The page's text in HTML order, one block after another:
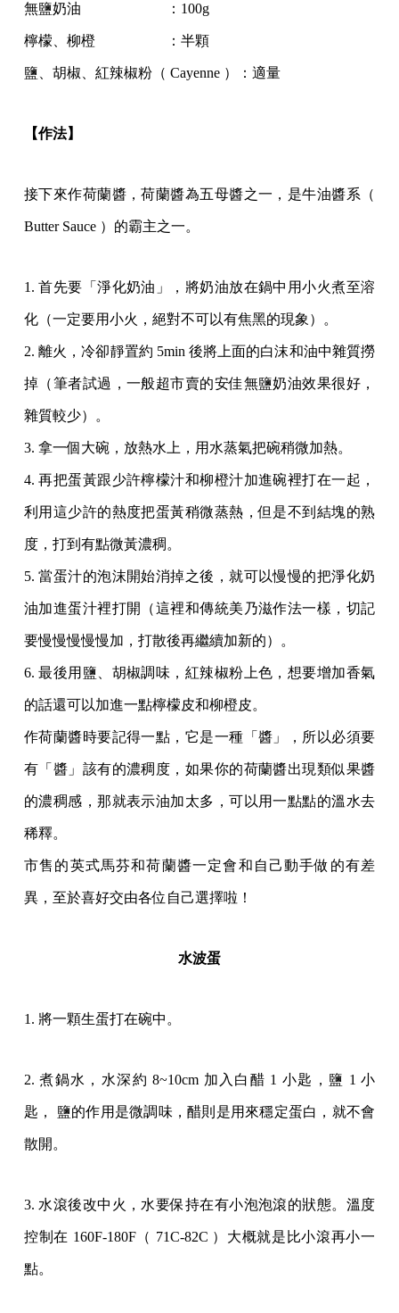
無鹽奶油 ：100g
檸檬、柳橙 ：半顆
鹽、胡椒、紅辣椒粉（ Cayenne ）：適量
【作法】
接下來作荷蘭醬，荷蘭醬為五母醬之一，是牛油醬系（
Butter Sauce ）的霸主之一。
1. 首先要「淨化奶油」，將奶油放在鍋中用小火煮至溶
化（一定要用小火，絕對不可以有焦黑的現象）。
2. 離火，冷卻靜置約 5min 後將上面的白沫和油中雜質撈
掉（筆者試過，一般超市賣的安佳無鹽奶油效果很好，
雜質較少）。
3. 拿一個大碗，放熱水上，用水蒸氣把碗稍微加熱。
4. 再把蛋黃跟少許檸檬汁和柳橙汁加進碗裡打在一起，
利用這少許的熱度把蛋黃稍微蒸熱，但是不到結塊的熟
度，打到有點微黃濃稠。
5. 當蛋汁的泡沫開始消掉之後，就可以慢慢的把淨化奶
油加進蛋汁裡打開（這裡和傳統美乃滋作法一樣，切記
要慢慢慢慢慢加，打散後再繼續加新的）。
6. 最後用鹽、胡椒調味，紅辣椒粉上色，想要增加香氣
的話還可以加進一點檸檬皮和柳橙皮。
作荷蘭醬時要記得一點，它是一種「醬」，所以必須要
有「醬」該有的濃稠度，如果你的荷蘭醬出現類似果醬
的濃稠感，那就表示油加太多，可以用一點點的溫水去
稀釋。
市售的英式馬芬和荷蘭醬一定會和自己動手做的有差
異，至於喜好交由各位自己選擇啦！
水波蛋
1. 將一顆生蛋打在碗中。
2. 煮鍋水，水深約 8~10cm 加入白醋 1 小匙，鹽 1 小
匙， 鹽的作用是微調味，醋則是用來穩定蛋白，就不會
散開。
3. 水滾後改中火，水要保持在有小泡泡滾的狀態。溫度
控制在 160F-180F（ 71C-82C ）大概就是比小滾再小一
點。